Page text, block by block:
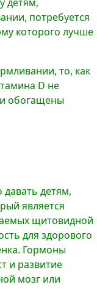
потребуется
которого лучше
то, как
D не
обогащены
детям,
является
щитовидной
для здорового
Гормоны
и развитие
мозг или